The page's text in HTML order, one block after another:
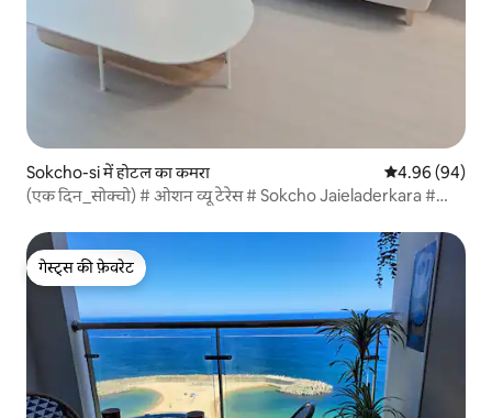
Sokcho-si में होटल का कमरा औसत रेटिंग 5 में
4.96 (94)
(एक दिन_सोक्चो) # ओशन व्यू टेरेस # Sokcho Jaieladerkara #
गेस्ट्स की फ़ेवरेट
गेस्ट्स की फ़ेवरेट